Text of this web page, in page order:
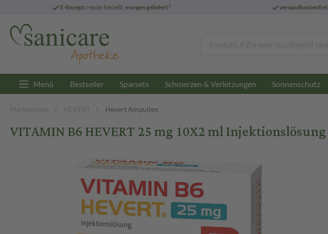
E-Rezept: Heute bestellt, morgen geliefert3 versandkostenfrei
Menü Bestseller Sparsets Schmerzen & Verletzungen Sonnenschutz
Markenshop HEVERT Hevert Ampullen
VITAMIN B6 HEVERT 25 mg 10X2 ml Injektionslösung